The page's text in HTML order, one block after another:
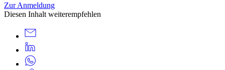
Zur Anmeldung
Diesen Inhalt weiterempfehlen